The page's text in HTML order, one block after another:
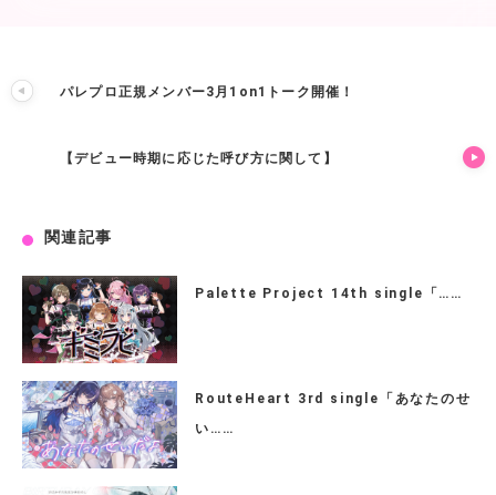
パレプロ正規メンバー3月1on1トーク開催！
【デビュー時期に応じた呼び方に関して】
関連記事
Palette Project 14th single「……
RouteHeart 3rd single「あなたのせ
い……